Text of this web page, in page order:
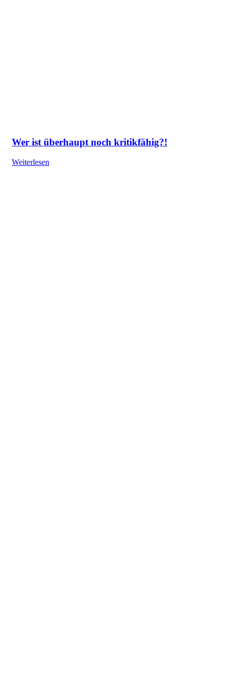
Wer ist überhaupt noch kritikfähig?!
Weiterlesen